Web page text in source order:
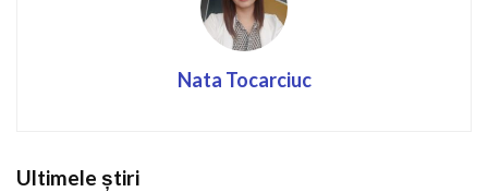
Nata Tocarciuc
Ultimele știri